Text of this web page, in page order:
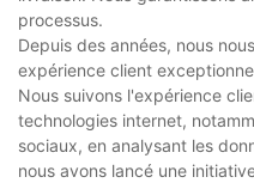
processus.
Depuis des années, nous
expérience client
Nous suivons l'expérience
technologies internet,
sociaux, en analysant les
nous avons lancé une